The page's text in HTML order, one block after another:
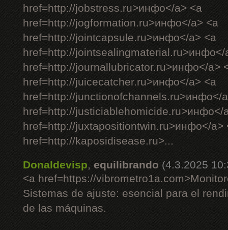
href=http://jobstress.ru>инфо</a> <a
href=http://jogformation.ru>инфо</a> <a
href=http://jointcapsule.ru>инфо</a> <a
href=http://jointsealingmaterial.ru>инфо</
href=http://journallubricator.ru>инфо</a>
href=http://juicecatcher.ru>инфо</a> <a
href=http://junctionofchannels.ru>инфо</
href=http://justiciablehomicide.ru>инфо</
href=http://juxtapositiontwin.ru>инфо</a>
href=http://kaposidisease.ru>...
Donaldevisp, equilibrando (4.3.2025
<a href=https://
Sistemas de ajuste: esencial para el
de las máquinas.